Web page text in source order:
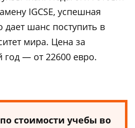
IGCSE, успешная
дает шанс поступить в
мира. Цена за
год — от 22600 евро.
стоимости учебы во